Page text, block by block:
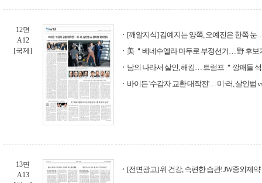
12면
A12
[국제]
[깨알지식] 김예지는 양쪽, 오예진은 한쪽 눈
美 ＂베네수엘라 마두로 부정선거… 野 후보
남의 나라서 살인, 해킹… 트럼프 ＂깡패들
바이든 '수감자 교환 대작전'… 미·러, 살인범
13면
A13
[전면광고] 위 건강, 속편한 습관! JW중외제